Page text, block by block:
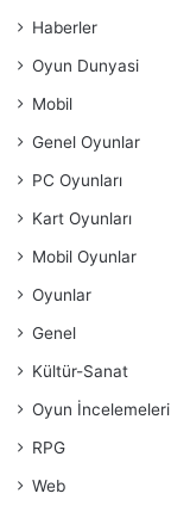
Haberler
Oyun Dunyasi
Mobil
Genel Oyunlar
PC Oyunları
Kart Oyunları
Mobil Oyunlar
Oyunlar
Genel
Kültür-Sanat
Oyun İncelemeleri
RPG
Web